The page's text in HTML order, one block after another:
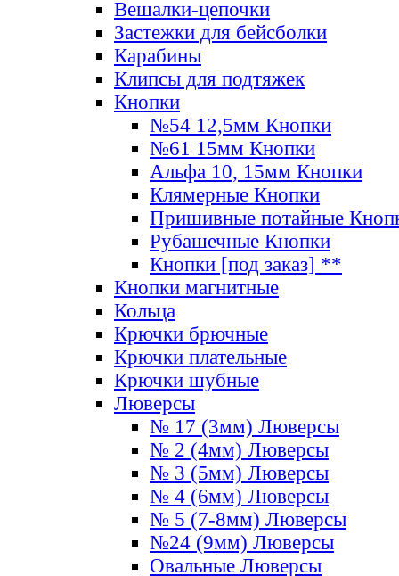
Вешалки-цепочки
Застежки для бейсболки
Карабины
Клипсы для подтяжек
Кнопки
№54 12,5мм Кнопки
№61 15мм Кнопки
Альфа 10, 15мм Кнопки
Клямерные Кнопки
Пришивные потайные
Рубашечные Кнопки
Кнопки [под заказ] **
Кнопки магнитные
Кольца
Крючки брючные
Крючки плательные
Крючки шубные
Люверсы
№ 17 (3мм) Люверсы
№ 2 (4мм) Люверсы
№ 3 (5мм) Люверсы
№ 4 (6мм) Люверсы
№ 5 (7-8мм) Люверсы
№24 (9мм) Люверсы
Овальные Люверсы